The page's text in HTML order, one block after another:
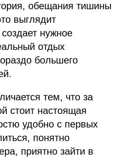
обещания тишины
выглядит
нужное
отдых
большего
тем, что за
стоит настоящая
удобно с первых
понятно
приятно зайти в